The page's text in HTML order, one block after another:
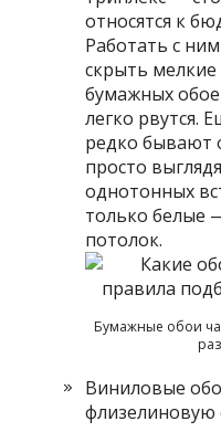
относятся к
Работать с
скрыть
бумажных
легко рвутся.
редко бывают
просто
однотонных
только белые
потолок.
Бумажные обои
Виниловые
флизелиновую